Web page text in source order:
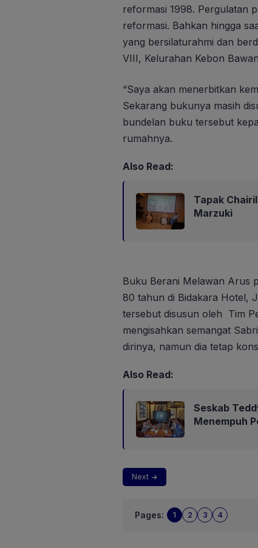
reformasi 1998. Pergulatan
reformasi. Bahkan hingga
yang bersilaturahmi dan
VIII, Kelurahan Kebon
“Saya akan menerbitkan
Sekarang bukunya masih
bundelan buku tersebut
rumahnya.
Also Read:
Tapak
Marzuki
Buku Berani Melawan Arus
80 tahun di Bidakara Hotel,
tersebut disusun oleh Tim
mengisahkan semangat
dirinya, namun dia tetap
Also Read:
Seskab
Menempuh
Next
Pages: 1 2 3 4